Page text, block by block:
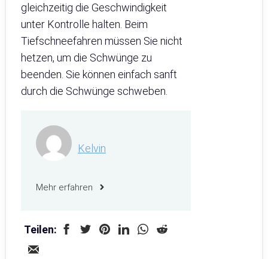
gleichzeitig die Geschwindigkeit
unter Kontrolle halten. Beim
Tiefschneefahren müssen Sie nicht
hetzen, um die Schwünge zu
beenden. Sie können einfach sanft
durch die Schwünge schweben.
Kelvin
Mehr erfahren
Teilen: